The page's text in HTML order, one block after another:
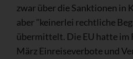
zwar über die Sanktionen in
aber "keinerlei rechtliche
übermittelt. Die EU hatte im
März Einreiseverbote und